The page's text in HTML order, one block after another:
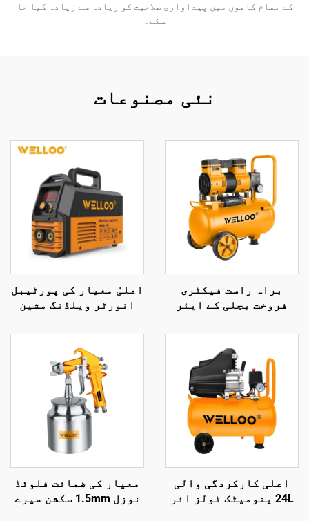
کے تمام کاموں میں پیداواری صلاحیت کو زیادہ سے زیادہ کیا جا
سکے۔
نئی مصنوعات
براہ راست فیکٹری
فروخت بجلی کے ایئر
منتقلی 100 لیٹر/منٹ،
1300 ویٹ بجلی سے چلنے
والا ایئر کولڈ کمپریسر
اعلیٰ معیار کی پورٹیبل
انورٹر ویلڈنگ مشین
گھریلو ویلڈنگ مشین
ڈیجیٹل ڈسپلے ایل سی
ڈی کے ساتھ
اعلی کارکردگی والی
24L پنومیٹک ٹولز ائر
معیار کی ضمانت فلوئڈ
نوزل 1.5mm سکشن سپرے